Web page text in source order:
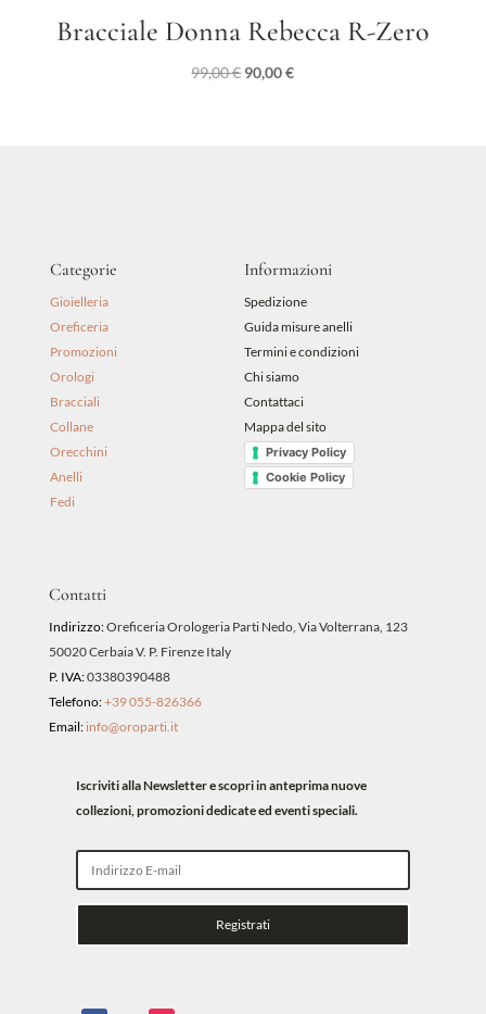
Bracciale Donna Rebecca R-Zero
99,00€ Il
90,00€Il
Categorie
Gioielleria
Oreficeria
Promozioni
Orologi
Bracciali
Collane
Orecchini
Anelli
Fedi
Informazioni
Spedizione
Guida misure anelli
Termini e condizioni
Chi siamo
Contattaci
Mappa del sito
Privacy Policy
Cookie Policy
Contatti
Indirizzo:Oreficeria Orologeria Parti Nedo, Via Volterrana, 123
50020 Cerbaia V. P. Firenze Italy
P. IVA:03380390488
Telefono:+39 055-826366
Email: info@oroparti.it
Iscriviti alla Newsletter e scopri in anteprima nuove
collezioni, promozioni dedicate ed eventi speciali.
Registrati